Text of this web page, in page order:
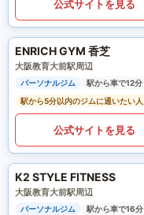
公式サイトを見る
ENRICH GYM 香芝
大阪教育大前駅周辺
パーソナルジム
駅から車で12分
駅から5分以内のジムに通いたい人
公式サイトを見る
K2 STYLE FITNESS
大阪教育大前駅周辺
パーソナルジム
駅から車で16分